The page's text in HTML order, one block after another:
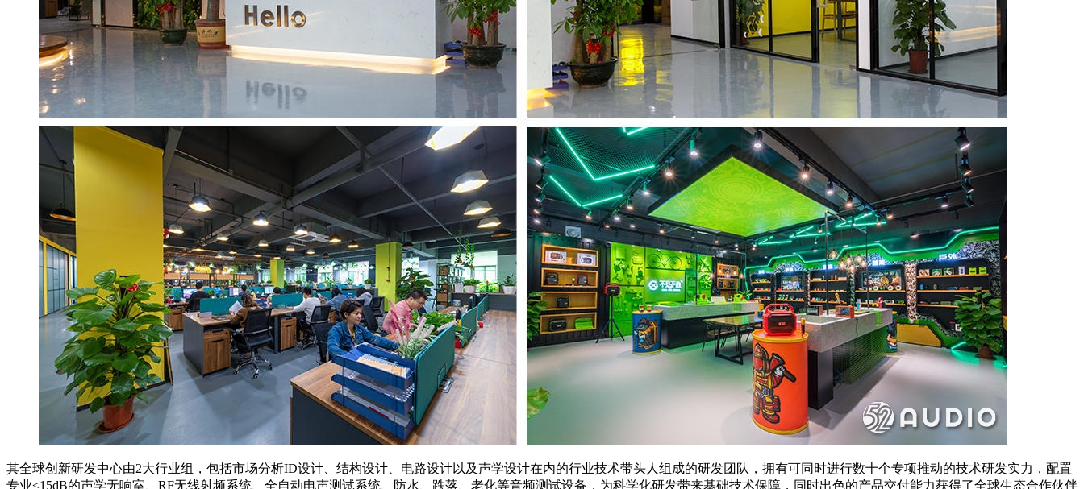
其全球创新研发中心由2大行业组，包括市场分析ID设计、结构设计、电路设计以及声学设计在内的行业技术带头人组成的研发团队，拥有可同时进行数十个专项推动的技术研发实力，配置
专业≤15dB的声学无响室、RF无线射频系统、全自动电声测试系统、防水、跌落、老化等音频测试设备，为科学化研发带来基础技术保障，同时出色的产品交付能力获得了全球生态合作伙伴